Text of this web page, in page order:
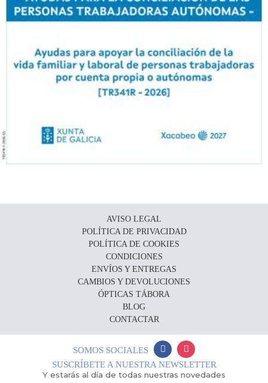
AVISO LEGAL
POLÍTICA DE PRIVACIDAD
POLÍTICA DE COOKIES
CONDICIONES
ENVÍOS Y ENTREGAS
CAMBIOS Y DEVOLUCIONES
ÓPTICAS TÁBORA
BLOG
CONTACTAR
SOMOS SOCIALES
SUSCRÍBETE A NUESTRA NEWSLETTER
Y estarás al día de todas nuestras novedades